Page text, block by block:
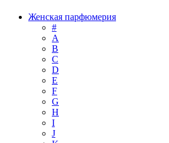
Женская парфюмерия
#
А
B
C
D
E
F
G
H
I
J